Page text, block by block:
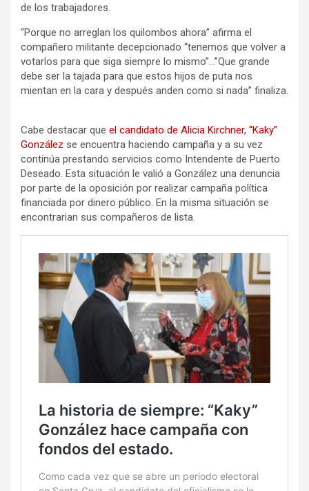
de los trabajadores.
“Porque no arreglan los quilombos ahora” afirma el
compañero militante decepcionado “tenemos que volver a
votarlos para que siga siempre lo mismo”…”Que grande
debe ser la tajada para que estos hijos de puta nos
mientan en la cara y después anden como si nada” finaliza.
Cabe destacar que el candidato de Alicia Kirchner, “Kaky”
González se encuentra haciendo campaña y a su vez
continúa prestando servicios como Intendente de Puerto
Deseado. Esta situación le valió a González una denuncia
por parte de la oposición por realizar campaña política
financiada por dinero público. En la misma situación se
encontrarian sus compañeros de lista.